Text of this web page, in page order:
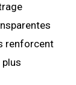
renforcent